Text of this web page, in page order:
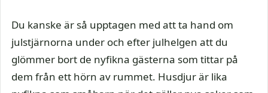
Du kanske är så upptagen med att ta hand om
julstjärnorna under och efter julhelgen att du
glömmer bort de nyfikna gästerna som tittar på
dem från ett hörn av rummet. Husdjur är lika